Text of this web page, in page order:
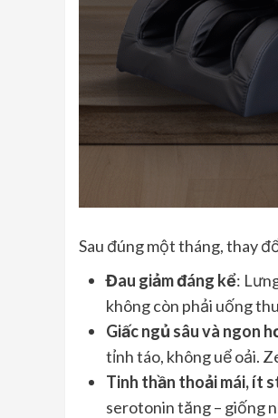
Sau đúng một tháng, thay
Đau giảm đáng kể:
không còn phải uống
Giấc ngủ sâu và ngon
tỉnh táo, không uể oải.
Tinh thần thoải mái, ít
serotonin tăng – giống